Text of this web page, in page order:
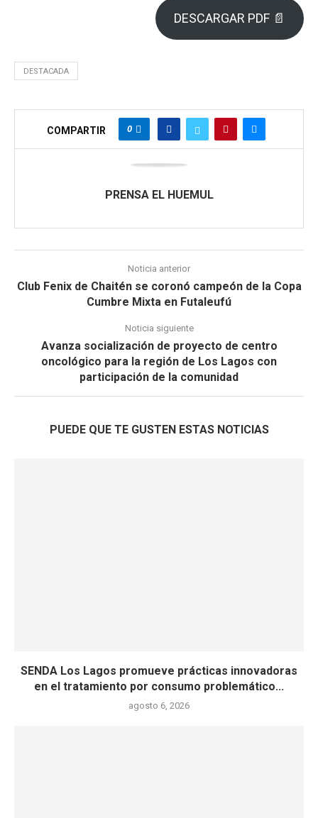
DESCARGAR PDF 📄
DESTACADA
COMPARTIR 0
PRENSA EL HUEMUL
Noticia anterior
Club Fenix de Chaitén se coronó campeón de la Copa
Cumbre Mixta en Futaleufú
Noticia siguiente
Avanza socialización de proyecto de centro
oncológico para la región de Los Lagos con
participación de la comunidad
PUEDE QUE TE GUSTEN ESTAS NOTICIAS
SENDA Los Lagos promueve prácticas innovadoras
en el tratamiento por consumo problemático...
agosto 6, 2026